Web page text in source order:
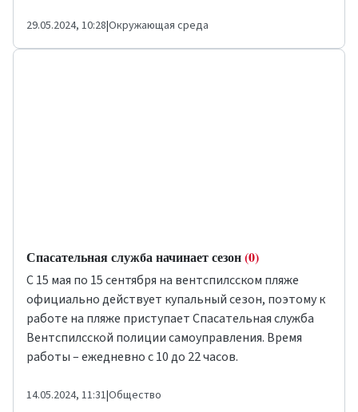
29.05.2024, 10:28|Окружающая среда
Спасательная служба начинает сезон(0)
С 15 мая по 15 сентября на вентспилсском пляже
официально действует купальный сезон, поэтому к
работе на пляже приступает Спасательная служба
Вентспилсской полиции самоуправления. Время
работы – ежедневно с 10 до 22 часов.
14.05.2024, 11:31|Общество